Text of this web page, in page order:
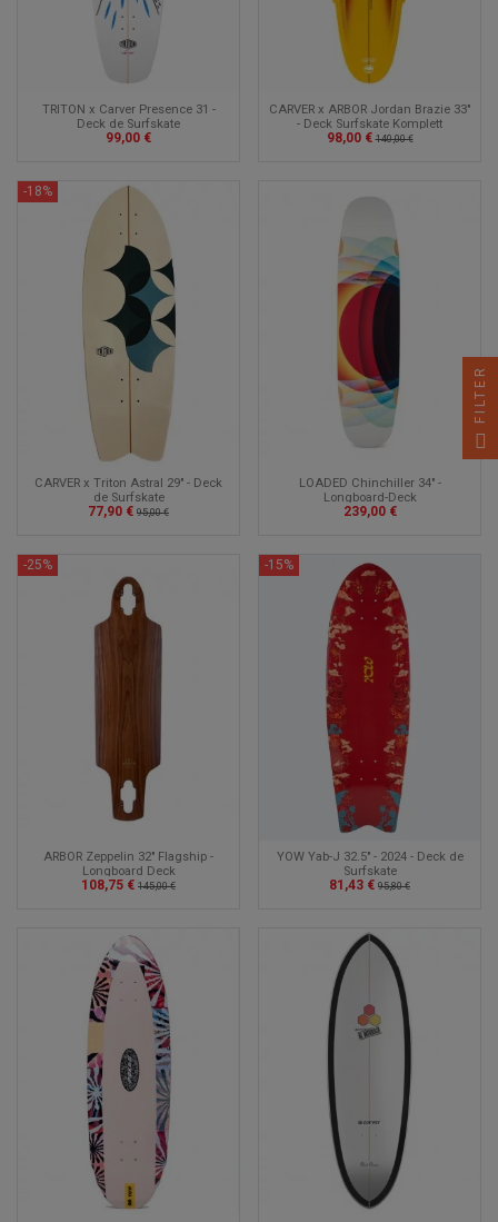
TRITON x Carver Presence 31 -
Deck de Surfskate
99,00 €
CARVER x ARBOR Jordan Brazie 33"
- Deck Surfskate Komplett
98,00 € 140,00 €
-18%
CARVER x Triton Astral 29" - Deck
de Surfskate
77,90 € 95,00 €
LOADED Chinchiller 34" -
Longboard-Deck
239,00 €
-25%
ARBOR Zeppelin 32" Flagship -
Longboard Deck
108,75 € 145,00 €
-15%
YOW Yab-J 32.5" - 2024 - Deck de
Surfskate
81,43 € 95,80 €
FILTER